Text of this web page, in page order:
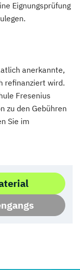
Eignungsprüfung
anerkannte,
refinanziert wird.
Fresenius
zu den Gebühren
Sie im